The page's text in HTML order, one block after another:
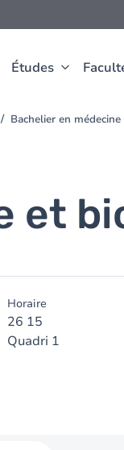
Études
Bachelier en
et
Horaire
26 15
Quadri 1